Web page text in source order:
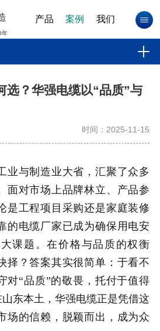
年
产品 案例 我们
选？华强电缆以“品质”与
时间：2025-11-15
业与制造业大省，汇聚了众多
面对市场上品牌林立、产品参
是工程项目采购还是家庭装修
的电缆厂家已成为确保用电安
课题。在价格与品质的权衡
择？答案其实很简单：于看不
对“品质”的敬畏，托付于值得
东本土，华强电缆正是凭借这
场的信赖，脱颖而出，成为众